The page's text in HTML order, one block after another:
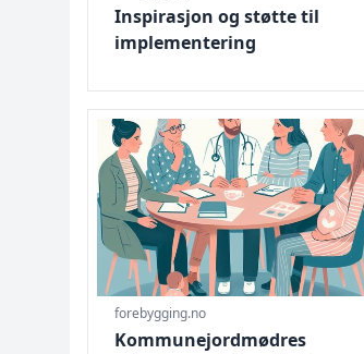
Inspirasjon og støtte til
implementering
forebygging.no
Kommunejordmødres
Gå til Kommunejordmødres